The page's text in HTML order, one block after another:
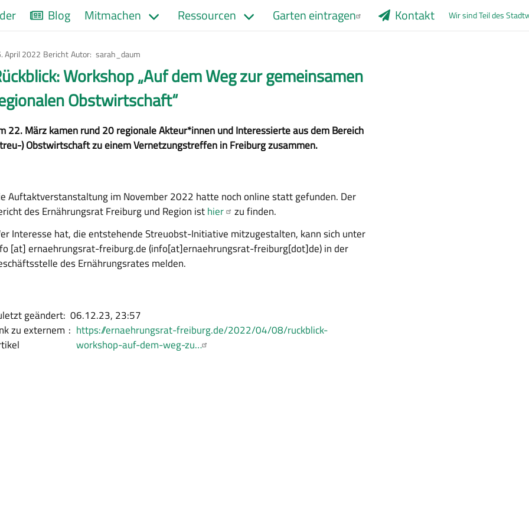
Blog Mitmachen Ressourcen Garten eintragen Kontakt Wir sind Teil des
April 2022 Art
des
Artikels
BerichtAutor sarah_daum
Workshop „Auf dem Weg zur gemeinsamen
Obstwirtschaft“
22. März kamen rund 20 regionale Akteur*innen und Interessierte aus dem Bereich
) Obstwirtschaft zu einem Vernetzungstreffen in Freiburg zusammen.
Auftaktverstanstaltung im November 2022 hatte noch online statt gefunden. Der
des Ernährungsrat Freiburg und Region isthier
zu finden.
Interesse hat, die entstehende Streuobst-Initiative mitzugestalten, kann sich unter
[at]ernaehrungsrat-freiburg.de(info[at]ernaehrungsrat-freiburg[dot]de)in der
des Ernährungsrates melden.
geändert 06.12.23, 23:57
zu externem
https://ernaehrungsrat-freiburg.de/2022/04/08/ruckblick-
workshop-auf-dem-weg-zu…